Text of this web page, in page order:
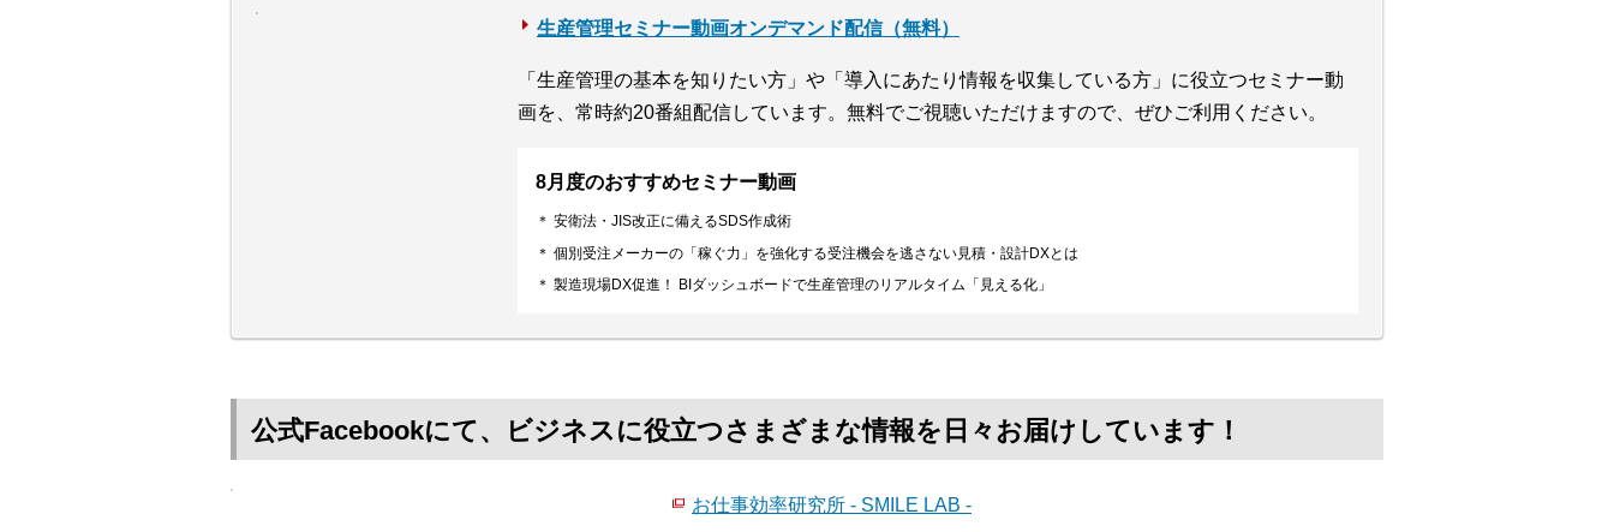
生産管理セミナー動画オンデマンド配信（無料）
「生産管理の基本を知りたい方」や「導入にあたり情報を収集している方」に役立つセミナー動
画を、常時約20番組配信しています。無料でご視聴いただけますので、ぜひご利用ください。
8月度のおすすめセミナー動画
＊ 安衛法・JIS改正に備えるSDS作成術
＊ 個別受注メーカーの「稼ぐ力」を強化する受注機会を逃さない見積・設計DXとは
＊ 製造現場DX促進！ BIダッシュボードで生産管理のリアルタイム「見える化」
公式Facebookにて、ビジネスに役立つさまざまな情報を日々お届けしています！
お仕事効率研究所 - SMILE LAB -